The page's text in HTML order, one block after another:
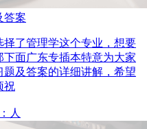
答案
了管理学这个专业，想要
面广东专插本特意为大家
及答案的详细讲解，希望
祝
人